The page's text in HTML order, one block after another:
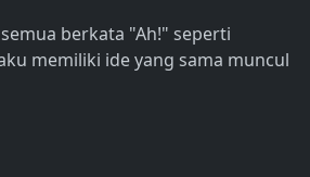
berkata "Ah!" seperti
memiliki ide yang sama muncul